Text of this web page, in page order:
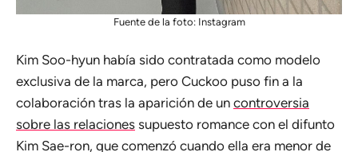
Fuente de la foto: Instagram
Kim Soo-hyun había sido contratada como modelo
exclusiva de la marca, pero Cuckoo puso fin a la
colaboración tras la aparición de un controversia
sobre las relaciones supuesto romance con el difunto
Kim Sae-ron, que comenzó cuando ella era menor de